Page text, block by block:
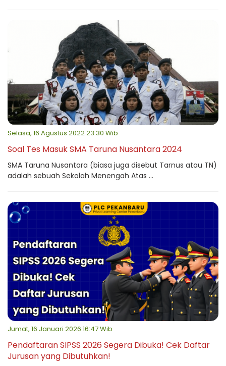
Selasa, 16 Agustus 2022 23:30 Wib
Soal Tes Masuk SMA Taruna Nusantara 2024
SMA Taruna Nusantara (biasa juga disebut Tarnus atau TN)
adalah sebuah Sekolah Menengah Atas ...
Jumat, 16 Januari 2026 16:47 Wib
Pendaftaran SIPSS 2026 Segera Dibuka! Cek Daftar
Jurusan yang Dibutuhkan!